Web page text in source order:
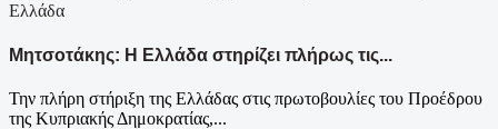
Ελλάδα
Μητσοτάκης: Η Ελλάδα στηρίζει πλήρως τις...
Την πλήρη στήριξη της Ελλάδας στις πρωτοβουλίες του Προέδρου
της Κυπριακής Δημοκρατίας,...